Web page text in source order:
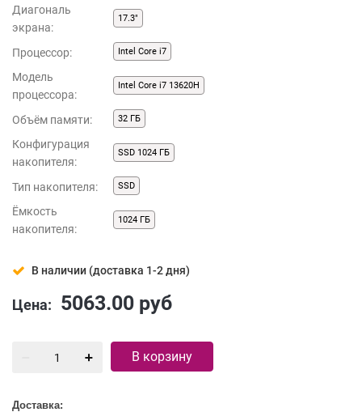
Диагональ
экрана:
17.3"
Процессор: Intel Core i7
Модель
процессора:
Intel Core i7 13620H
Объём памяти: 32 ГБ
Конфигурация
накопителя:
SSD 1024 ГБ
Тип накопителя: SSD
Ёмкость
накопителя:
1024 ГБ
В наличии (доставка 1-2 дня)
Цена: 5063.00 руб
В корзину
Доставка: